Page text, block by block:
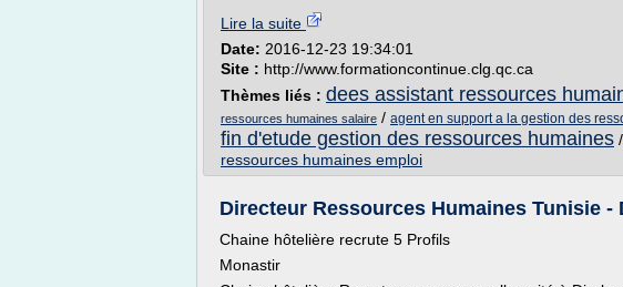
Lire la suite
Date: 2016-12-23 19:34:01
Site : http://www.formationcontinue.clg.qc.ca
Thèmes liés : dees assistant ressources
ressources humaines salaire / agent en support a la gestion des
fin d'etude gestion des ressources humaines /
ressources humaines emploi
Directeur Ressources Humaines Tunisie -
Chaine hôtelière recrute 5 Profils
Monastir